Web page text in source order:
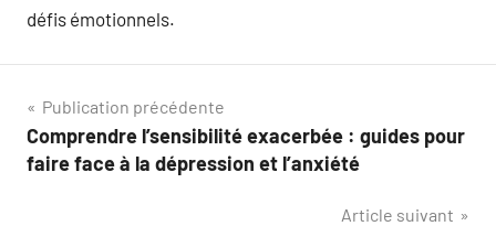
défis émotionnels.
Navigation
de
Publication précédente
Comprendre l’sensibilité exacerbée : guides pour
faire face à la dépression et l’anxiété
Article suivant